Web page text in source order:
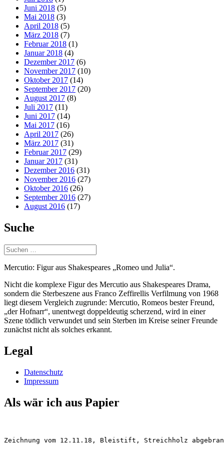
Juni 2018 (5)
Mai 2018 (3)
April 2018 (5)
März 2018 (7)
Februar 2018 (1)
Januar 2018 (4)
Dezember 2017 (6)
November 2017 (10)
Oktober 2017 (14)
September 2017 (20)
August 2017 (8)
Juli 2017 (11)
Juni 2017 (14)
Mai 2017 (16)
April 2017 (26)
März 2017 (31)
Februar 2017 (29)
Januar 2017 (31)
Dezember 2016 (31)
November 2016 (27)
Oktober 2016 (26)
September 2016 (27)
August 2016 (17)
Suche
Suchen
nach:
Mercutio: Figur aus Shakespeares „Romeo und Julia“.
Nicht die komplexe Figur des Mercutio aus Shakespeares Drama,
sondern die Sterbeszene aus Franco Zeffirellis Verfilmung von 1968
liegt diesem Vergleich zugrunde: Mercutio, Romeos bester Freund,
„der Hofnarr“, unentwegt doppeldeutig scherzend, wird in einer
Szene tödlich verwundet und sein Sterben im Kreise seiner Freunde
zunächst nicht als solches erkannt.
Legal
Datenschutz
Impressum
Als wär ich aus Papier
Zeichnung vom 12.11.18, Bleistift, Streichholz